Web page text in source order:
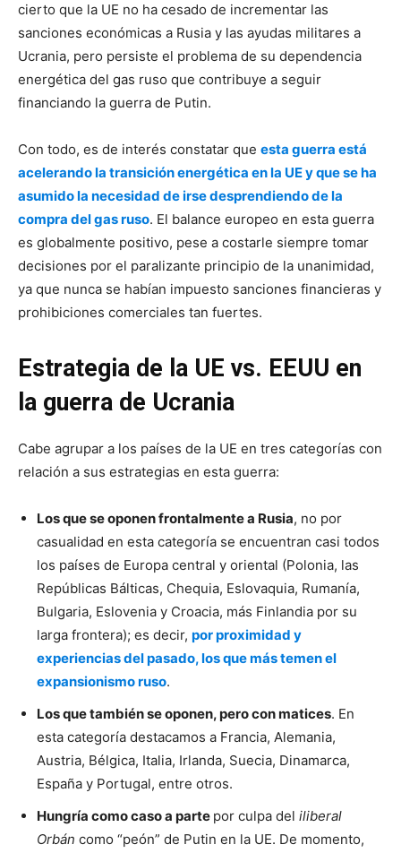
cierto que la UE no ha cesado de incrementar las
sanciones económicas a Rusia y las ayudas militares a
Ucrania, pero persiste el problema de su dependencia
energética del gas ruso que contribuye a seguir
financiando la guerra de Putin.
Con todo, es de interés constatar que esta guerra está
acelerando la transición energética en la UE y que se ha
asumido la necesidad de irse desprendiendo de la
compra del gas ruso. El balance europeo en esta guerra
es globalmente positivo, pese a costarle siempre tomar
decisiones por el paralizante principio de la unanimidad,
ya que nunca se habían impuesto sanciones financieras y
prohibiciones comerciales tan fuertes.
Estrategia de la UE vs. EEUU en
la guerra de Ucrania
Cabe agrupar a los países de la UE en tres categorías con
relación a sus estrategias en esta guerra:
Los que se oponen frontalmente a Rusia, no por
casualidad en esta categoría se encuentran casi todos
los países de Europa central y oriental (Polonia, las
Repúblicas Bálticas, Chequia, Eslovaquia, Rumanía,
Bulgaria, Eslovenia y Croacia, más Finlandia por su
larga frontera); es decir, por proximidad y
experiencias del pasado, los que más temen el
expansionismo ruso.
Los que también se oponen, pero con matices. En
esta categoría destacamos a Francia, Alemania,
Austria, Bélgica, Italia, Irlanda, Suecia, Dinamarca,
España y Portugal, entre otros.
Hungría como caso a parte por culpa del iliberal
Orbán como “peón” de Putin en la UE. De momento,